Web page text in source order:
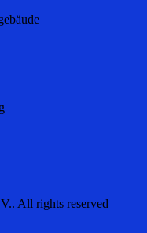
All rights reserved